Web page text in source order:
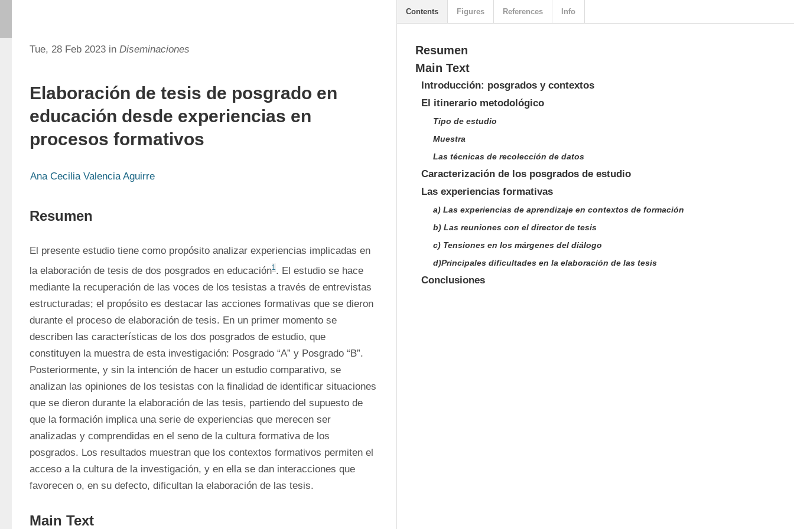
Tue, 28 Feb 2023 in Diseminaciones
Elaboración de tesis de posgrado en
educación desde experiencias en
procesos formativos
Ana Cecilia Valencia Aguirre
Resumen
El presente estudio tiene como propósito analizar experiencias implicadas en
la elaboración de tesis de dos posgrados en educación1. El estudio se hace
mediante la recuperación de las voces de los tesistas a través de entrevistas
estructuradas; el propósito es destacar las acciones formativas que se dieron
durante el proceso de elaboración de tesis. En un primer momento se
describen las características de los dos posgrados de estudio, que
constituyen la muestra de esta investigación: Posgrado “A” y Posgrado “B”.
Posteriormente, y sin la intención de hacer un estudio comparativo, se
analizan las opiniones de los tesistas con la finalidad de identificar situaciones
que se dieron durante la elaboración de las tesis, partiendo del supuesto de
que la formación implica una serie de experiencias que merecen ser
analizadas y comprendidas en el seno de la cultura formativa de los
posgrados. Los resultados muestran que los contextos formativos permiten el
acceso a la cultura de la investigación, y en ella se dan interacciones que
favorecen o, en su defecto, dificultan la elaboración de las tesis.
Main Text
Resumen
Main Text
Introducción: posgrados y contextos
El itinerario metodológico
Tipo de estudio
Muestra
Las técnicas de recolección de datos
Caracterización de los posgrados de estudio
Las experiencias formativas
a) Las experiencias de aprendizaje en contextos de formación
b) Las reuniones con el director de tesis
c) Tensiones en los márgenes del diálogo
d)Principales dificultades en la elaboración de las tesis
Conclusiones
Contents Figures References Info